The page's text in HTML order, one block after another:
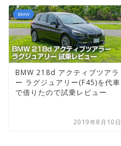
BMW
BMW 218d アクティブツアラ
ー ラグジュアリー(F45)を代車
で借りたので試乗レビュー
2019年8月10日